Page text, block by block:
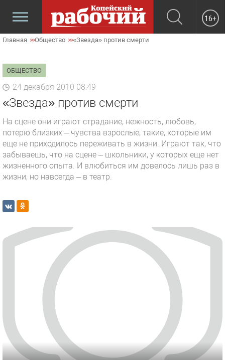
16+
Главная Общество «Звезда» против смерти
ОБЩЕСТВО
24 декабря 2010 08:49
«Звезда» против смерти
На сцене они играют страдание, нежность, любовь,
потерю близких – чувства взрослые, такие, которые им
еще не приходилось переживать в жизни. Играют так, что
забываешь, что на сцене – школьники, у которых еще нет
жизненного опыта. И влюбиться им довелось лишь раз в
жизни, но навсегда – в театр.